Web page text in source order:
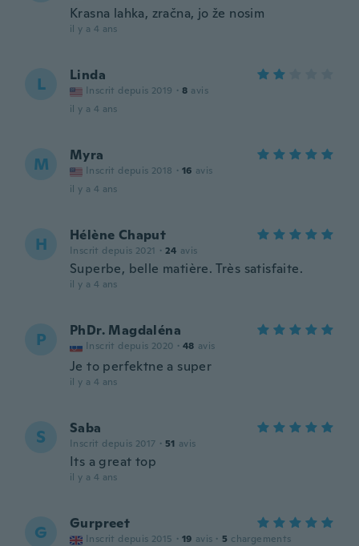
Krasna lahka, zračna, jo že nosim
il y a 4 ans
L Linda
Inscrit depuis 2019 · 8 avis
il y a 4 ans
M Myra
Inscrit depuis 2018 · 16 avis
il y a 4 ans
H Hélène Chaput
Inscrit depuis 2021 · 24 avis
Superbe, belle matière. Très satisfaite.
il y a 4 ans
P PhDr. Magdaléna
Inscrit depuis 2020 · 48 avis
Je to perfektne a super
il y a 4 ans
S Saba
Inscrit depuis 2017 · 51 avis
Its a great top
il y a 4 ans
G Gurpreet
Inscrit depuis 2015 · 19 avis · 5 chargements